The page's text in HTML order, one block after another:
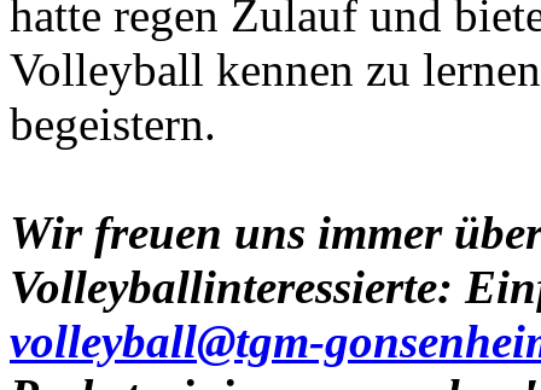
hatte regen Zulauf und
Volleyball kennen zu
begeistern.
Wir freuen uns immer
Volleyballinteressierte:
volleyball@tgm-